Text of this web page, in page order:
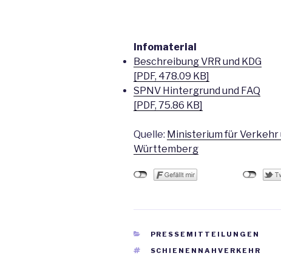
Infomaterial
Beschreibung VRR und KDG
[PDF, 478.09 KB]
SPNV Hintergrund und FAQ
[PDF, 75.86 KB]
Quelle: Ministerium für
Württemberg
KATEGORIEN
PRESSEMITTEILUNGEN
SCHLAGWÖRTER
SCHIENENNAHVERKEHR